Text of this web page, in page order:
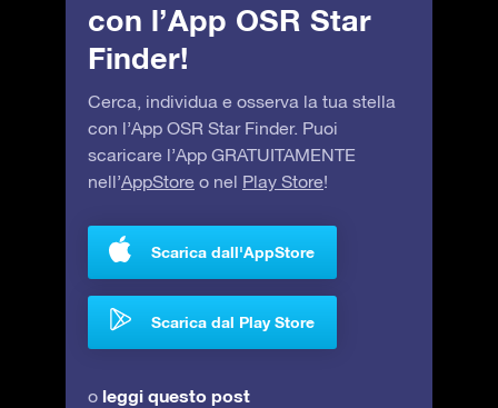
con l’App OSR Star
Finder!
Cerca, individua e osserva la tua stella
con l’App OSR Star Finder. Puoi
scaricare l’App GRATUITAMENTE
nell’AppStore o nel Play Store!
Scarica dall'AppStore
Scarica dal Play Store
o leggi questo post